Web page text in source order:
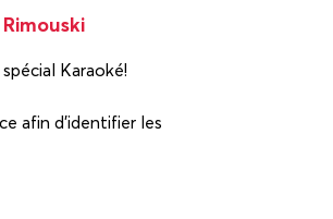
Karaoké!
afin d'identifier les